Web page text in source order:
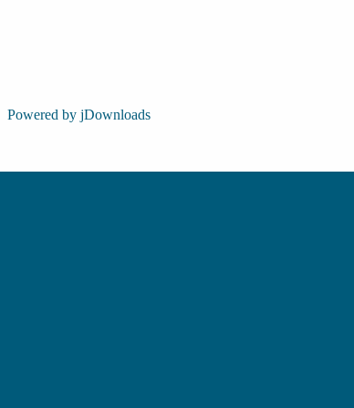
Powered by jDownloads